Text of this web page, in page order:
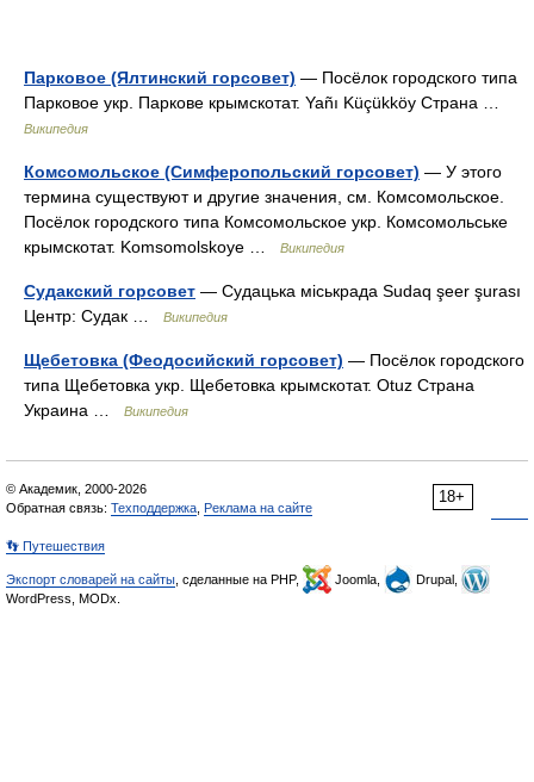
Парковое (Ялтинский горсовет) — Посёлок городского типа
Парковое укр. Паркове крымскотат. Yañı Küçükköy Страна …
Википедия
Комсомольское (Симферопольский горсовет) — У этого
термина существуют и другие значения, см. Комсомольское.
Посёлок городского типа Комсомольское укр. Комсомольське
крымскотат. Komsomolskoye …
Википедия
Судакский горсовет — Судацька міськрада Sudaq şeer şurası
Центр: Судак …
Википедия
Щебетовка (Феодосийский горсовет) — Посёлок городского
типа Щебетовка укр. Щебетовка крымскотат. Otuz Страна
Украина …
Википедия
18+
© Академик, 2000-2026
Обратная связь: Техподдержка Реклама на сайте
👣 Путешествия
Экспорт словарей на сайты , сделанные на PHP, Joomla,
Drupal,
WordPress, MODx.